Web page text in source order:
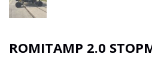
ROMITAMP 2.0